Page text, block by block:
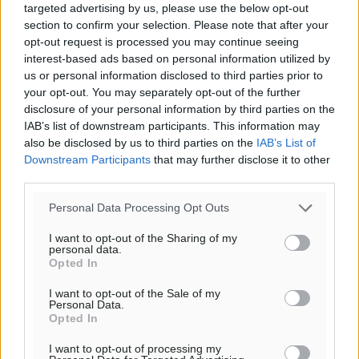
targeted advertising by us, please use the below opt-out
section to confirm your selection. Please note that after your
opt-out request is processed you may continue seeing
interest-based ads based on personal information utilized by
us or personal information disclosed to third parties prior to
your opt-out. You may separately opt-out of the further
disclosure of your personal information by third parties on the
IAB’s list of downstream participants. This information may
also be disclosed by us to third parties on the IAB’s List of
Downstream Participants that may further disclose it to other
Personal Data Processing Opt Outs
I want to opt-out of the Sharing of my
personal data.
Opted In
I want to opt-out of the Sale of my
Personal Data.
Opted In
I want to opt-out of processing my
fbclid=IwAR0oQgBm9NEtBKsAvyhwIIPpIwhlFaR6pmK-
nVuCs9F928F66pMFr4SCSS0
[12] Για το έτος 2022 καθορίστηκε ο αριθμός των
Εθνοφυλάκων στους 746 και η ημερήσια αποζημίωση σε
16 ευρώ, δηλ. η δαπάνη σε βάρος του κρατικού
προϋπολογισμού ανέρχονταν στο ποσό των 4.356.640
ευρώ (746 Εθνοφύλακες x 16 ευρώ x 365 ημέρες). Ο
αριθμός των Εθνοφυλάκων που χρησιμοποιούνται και
εναλλάσσονται στη φρούρηση αποθηκών είναι
υπερδιπλάσιος των 746.
[13] Ειδική Έκθεση,
https://www.hellenicparliament.gr/UserFiles/c8827c35-
σελ. 4843
[14] Έκθεση Γενικού Λογιστηρίου του Κράτους,